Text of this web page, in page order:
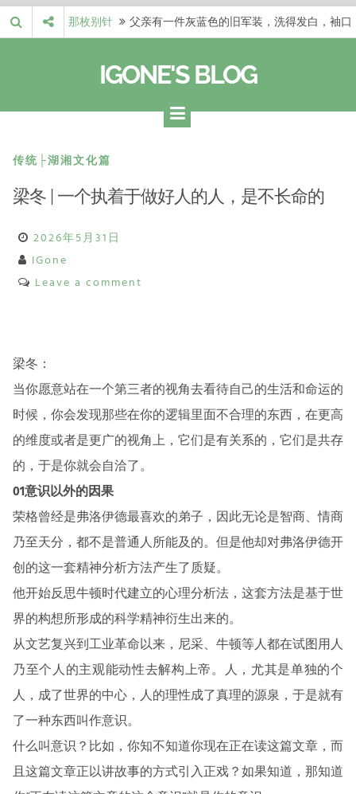
Skip
to
那枚别针
父亲有一件灰蓝色的旧军装，洗得发白，袖口
自己的生活和命…
梁冬 |…
梁冬：有一些人在某个阶段掌握了第一性原
理，完成了一次彻…
梁冬 |…
梁冬：总还有那么百分之一的人，既不努力，
IGONE'S BLOG
传统├湖湘文化篇
梁冬 | 一个执着于做好人的人，是不长命的
2026年5月31日
IGone
Leave a comment
梁冬：
当你愿意站在一个第三者的视角去看待自己的生活和命运的
时候，你会发现那些在你的逻辑里面不合理的东西，在更高
的维度或者是更广的视角上，它们是有关系的，它们是共存
的，于是你就会自洽了。
01意识以外的因果
荣格曾经是弗洛伊德最喜欢的弟子，因此无论是智商、情商
乃至天分，都不是普通人所能及的。但是他却对弗洛伊德开
创的这一套精神分析方法产生了质疑。
他开始反思牛顿时代建立的心理分析法，这套方法是基于世
界的构想所形成的科学精神衍生出来的。
从文艺复兴到工业革命以来，尼采、牛顿等人都在试图用人
乃至个人的主观能动性去解构上帝。人，尤其是单独的个
人，成了世界的中心，人的理性成了真理的源泉，于是就有
了一种东西叫作意识。
什么叫意识？比如，你知不知道你现在正在读这篇文章，而
且这篇文章正以讲故事的方式引入正戏？如果知道，那知道